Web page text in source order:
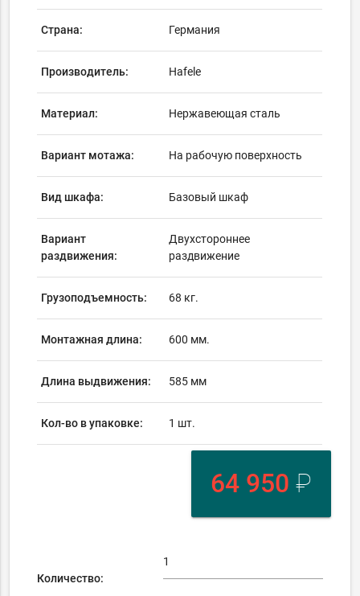
Страна: Германия
Производитель: Hafele
Материал: Нержавеющая сталь
Вариант мотажа: На рабочую поверхность
Вид шкафа: Базовый шкаф
Вариант
раздвижения:
Двухстороннее
раздвижение
Грузоподъемность: 68 кг.
Монтажная длина: 600 мм.
Длина выдвижения: 585 мм
Кол-во в упаковке: 1 шт.
64 950 ₽
Количество: